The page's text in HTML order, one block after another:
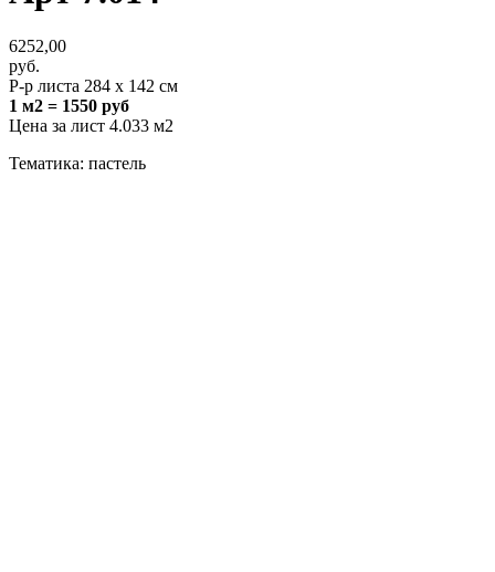
6252,00
руб.
Р-р листа 284 х 142 см
1 м2 = 1550 руб
Цена за лист 4.033 м2
Тематика: пастель